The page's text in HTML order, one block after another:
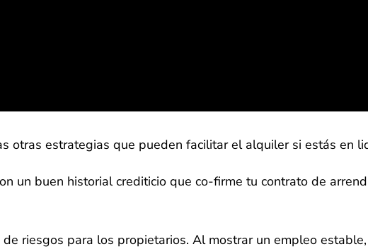
otras estrategias que pueden facilitar el alquiler si estás en
un buen historial crediticio que co-firme tu contrato de
riesgos para los propietarios. Al mostrar un empleo